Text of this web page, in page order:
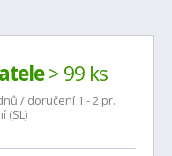
> 99 ks
/ doručení 1 - 2 pr.
(SL)